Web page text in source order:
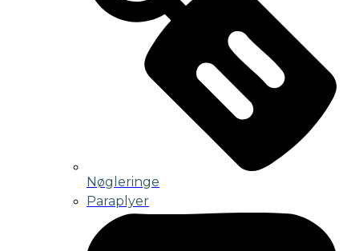
Nøgleringe
Paraplyer